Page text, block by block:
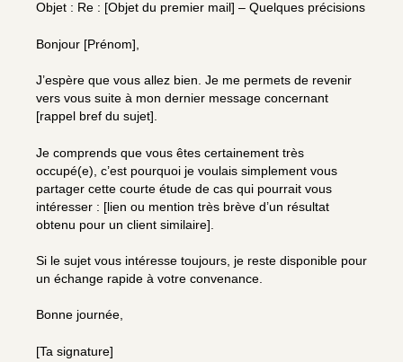
Objet : Re : [Objet du premier mail] – Quelques précisions
Bonjour [Prénom],
J’espère que vous allez bien. Je me permets de revenir
vers vous suite à mon dernier message concernant
[rappel bref du sujet].
Je comprends que vous êtes certainement très
occupé(e), c’est pourquoi je voulais simplement vous
partager cette courte étude de cas qui pourrait vous
intéresser : [lien ou mention très brève d’un résultat
obtenu pour un client similaire].
Si le sujet vous intéresse toujours, je reste disponible pour
un échange rapide à votre convenance.
Bonne journée,
[Ta signature]